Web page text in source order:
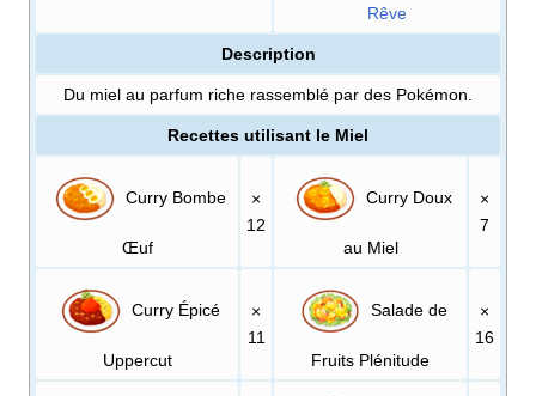
Rêve
Description
Du miel au parfum riche rassemblé par des Pokémon.
Recettes utilisant le Miel
Curry Bombe
Œuf
×
12
Curry Doux
au Miel
×
7
Curry Épicé
Uppercut
×
11
Salade de
Fruits Plénitude
×
16